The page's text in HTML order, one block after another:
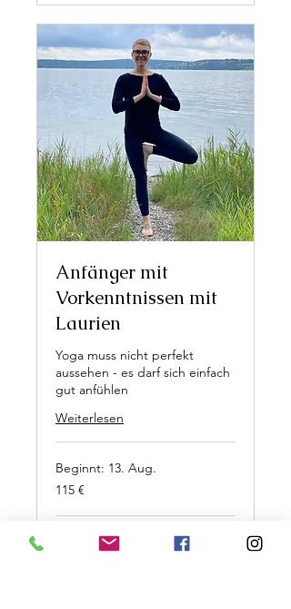
Anfänger mit
Vorkenntnissen mit
Laurien
Yoga muss nicht perfekt
aussehen - es darf sich einfach
gut anfühlen
Weiterlesen
Beginnt: 13. Aug.
115
Euro
115 €
Verfügbarkeit wird geladen ...